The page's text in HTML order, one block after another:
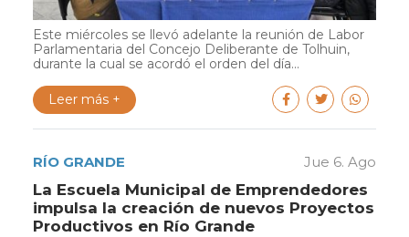
Este miércoles se llevó adelante la reunión de Labor
Parlamentaria del Concejo Deliberante de Tolhuin,
durante la cual se acordó el orden del día...
Leer más +
RÍO GRANDE Jue 6. Ago
La Escuela Municipal de Emprendedores
impulsa la creación de nuevos Proyectos
Productivos en Río Grande